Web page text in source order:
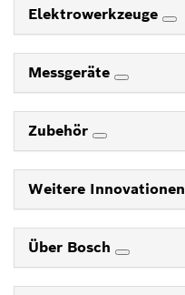
Elektrowerkzeuge
Messgeräte
Zubehör
Weitere Innovationen
Über Bosch